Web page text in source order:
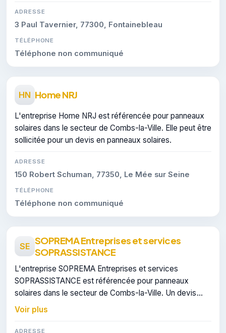
ADRESSE
3 Paul Tavernier, 77300, Fontainebleau
TÉLÉPHONE
Téléphone non communiqué
HN Home NRJ
L'entreprise Home NRJ est référencée pour panneaux
solaires dans le secteur de Combs-la-Ville. Elle peut être
sollicitée pour un devis en panneaux solaires.
ADRESSE
150 Robert Schuman, 77350, Le Mée sur Seine
TÉLÉPHONE
Téléphone non communiqué
SE SOPREMA Entreprises et services
SOPRASSISTANCE
L'entreprise SOPREMA Entreprises et services
SOPRASSISTANCE est référencée pour panneaux
solaires dans le secteur de Combs-la-Ville. Un devis
peut être demandé pour un projet de panneaux solaires.
Voir plus
ADRESSE